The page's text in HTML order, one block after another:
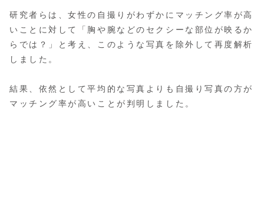
研究者らは、女性の自撮りがわずかにマッチング率が高
いことに対して「胸や腕などのセクシーな部位が映るか
らでは？」と考え、このような写真を除外して再度解析
しました。
結果、依然として平均的な写真よりも自撮り写真の方が
マッチング率が高いことが判明しました。